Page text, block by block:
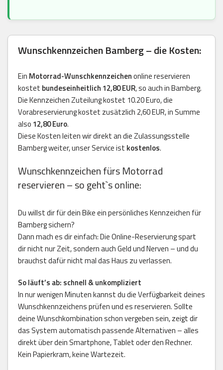
Wunschkennzeichen Bamberg – die Kosten:
Ein Motorrad-Wunschkennzeichenonline reservieren
kostet bundeseinheitlich 12,80 EUR, so auch in Bamberg.
Die Kennzeichen Zuteilung kostet 10.20 Euro, die
Vorabreservierung kostet zusätzlich 2,60 EUR, in Summe
also 12,80 Euro.
Diese Kosten leiten wir direkt an die Zulassungsstelle
Bamberg weiter, unser Service ist kostenlos.
Wunschkennzeichen fürs Motorrad
reservieren – so geht`s online:
Du willst dir für dein Bike ein persönliches Kennzeichen für
Bamberg sichern?
Dann mach es dir einfach: Die Online-Reservierung spart
dir nicht nur Zeit, sondern auch Geld und Nerven – und du
brauchst dafür nicht mal das Haus zu verlassen.
So läuft’s ab: schnell & unkompliziert
In nur wenigen Minuten kannst du die Verfügbarkeit deines
Wunschkennzeichens prüfen und es reservieren. Sollte
deine Wunschkombination schon vergeben sein, zeigt dir
das System automatisch passende Alternativen – alles
direkt über dein Smartphone, Tablet oder den Rechner.
Kein Papierkram, keine Wartezeit.